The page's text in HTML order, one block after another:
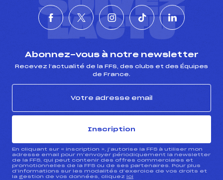
L'ACTU
Abonnez-vous à notre newsletter
Recevez l’actualité de la FFS, des clubs et des Équipes
de France.
Inscription
En cliquant sur « inscription », j’autorise la FFS à utiliser mon
adresse email pour m’envoyer périodiquement la newsletter
de la FFS, qui peut contenir des offres commerciales et
promotionnelles de la FFS ou de ses partenaires. Pour plus
d’informations sur les modalités d’exercice de vos droits et
la gestion de vos données, cliquez ici